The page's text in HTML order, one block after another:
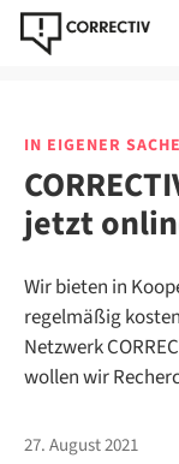
IN EIGENER SACHE
jetzt
Wir bieten in
regelmäßig
Netzwerk
wollen wir
27. August 2021